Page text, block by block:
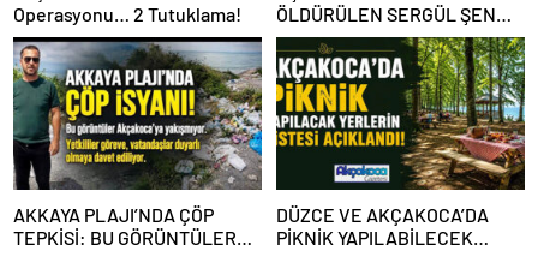
Operasyonu… 2 Tutuklama!
ÖLDÜRÜLEN SERGÜL ŞEN
SON YOLCULUĞUNA
UĞURLANDI
AKKAYA PLAJI’NDA ÇÖP
TEPKİSİ: BU GÖRÜNTÜLER
DÜZCE VE AKÇAKOCA’DA
PİKNİK YAPILABİLECEK